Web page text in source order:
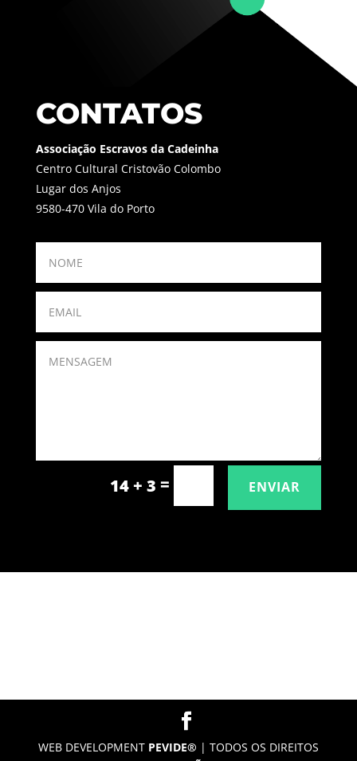
CONTATOS
Associação Escravos da Cadeinha
Centro Cultural Cristovão Colombo
Lugar dos Anjos
9580-470 Vila do Porto
14 + 3 = ENVIAR
WEB DEVELOPMENT PEVIDE® | TODOS OS DIREITOS